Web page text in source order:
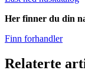
Her finner du din
Finn forhandler
Relaterte